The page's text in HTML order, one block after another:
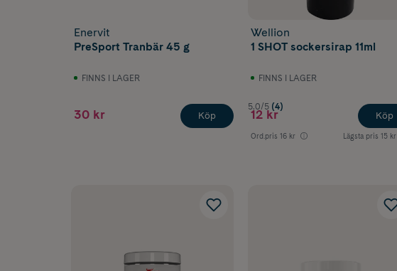
Enervit
PreSport Tranbär 45 g
FINNS I LAGER
30 kr Köp
Wellion
1 SHOT sockersirap 11ml
FINNS I LAGER
5.0/5 (4)
12 kr
Ord.pris 16 kr Lägsta pris 15 kr
Köp